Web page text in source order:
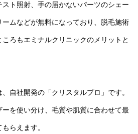
ト照射、手の届かないパーツのシェー
ムなどが無料になっており、脱毛施術
ろもエミナルクリニックのメリットと
自社開発の「クリスタルプロ」です。
を使い分け、毛質や肌質に合わせて最
らえます。